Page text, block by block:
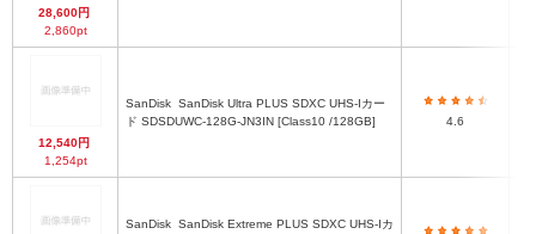
28,600円
2,860pt
12,540円
1,254pt
SanDisk
ド SDSDUWC-128G-JN3IN [Class10 /128GB]
4.6
SanDisk